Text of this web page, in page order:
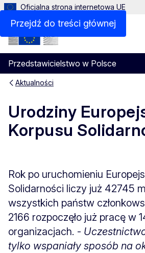
Przejdź do treści głównej
Oficjalna strona internetowa UE
Przedstawicielstwo w Polsce
Menu
Aktualności
Urodziny
Korpusu
Rok po uruchomieniu
Solidarności liczy już 42745
wszystkich państw
2166 rozpoczęło już pracę w
organizacjach. -
tylko wspaniały sposób na